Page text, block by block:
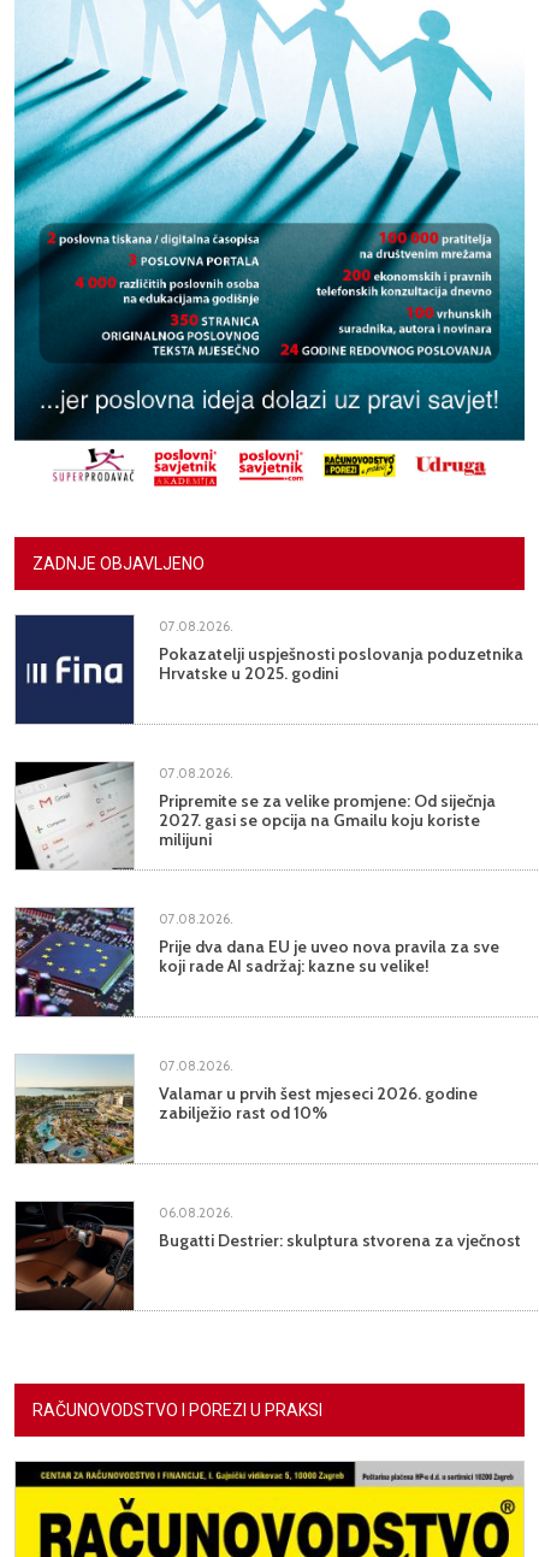
ZADNJE OBJAVLJENO
07.08.2026.
Pokazatelji uspješnosti poslovanja poduzetnika
Hrvatske u 2025. godini
07.08.2026.
Pripremite se za velike promjene: Od siječnja
2027. gasi se opcija na Gmailu koju koriste
milijuni
07.08.2026.
Prije dva dana EU je uveo nova pravila za sve
koji rade AI sadržaj: kazne su velike!
07.08.2026.
Valamar u prvih šest mjeseci 2026. godine
zabilježio rast od 10%
06.08.2026.
Bugatti Destrier: skulptura stvorena za vječnost
RAČUNOVODSTVO I POREZI U PRAKSI